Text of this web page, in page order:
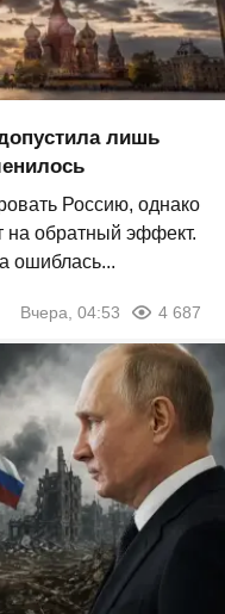
лишь
Россию, однако
на обратный эффект.
ошиблась...
Вчера, 04:53 4 687